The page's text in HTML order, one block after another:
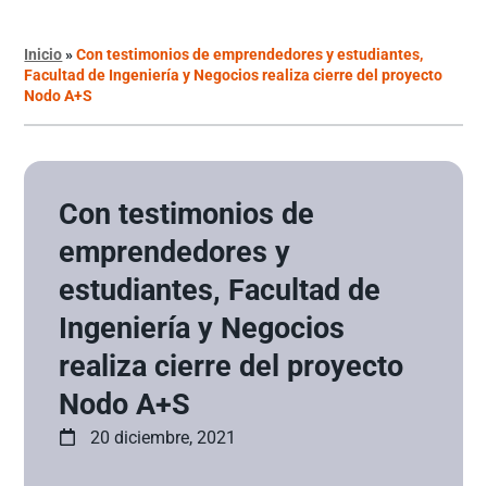
Inicio»Con testimonios de emprendedores y estudiantes,
Facultad de Ingeniería y Negocios realiza cierre del proyecto
Nodo A+S
Con testimonios de
emprendedores y
estudiantes, Facultad de
Ingeniería y Negocios
realiza cierre del proyecto
Nodo A+S
20 diciembre, 2021